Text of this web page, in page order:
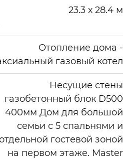
23.3 х 28.4 м
Отопление дома -
газовый котел
Несущие стены
газобетонный блок D500
400мм Дом для большой
семьи с 5 спальнями и
отдельной гостевой зоной
на первом этаже. Master
РФ.